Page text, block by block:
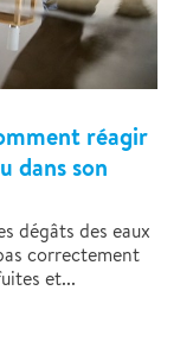
réagir
dans son
dégâts des eaux
correctement
et...